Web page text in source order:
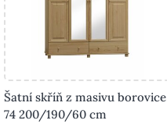
Šatní skříň z masivu borovice
74 200/190/60 cm